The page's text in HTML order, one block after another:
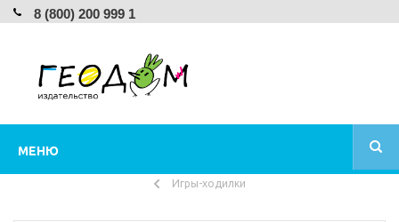
8 (800) 200 999 1
МЕНЮ
Игры-ходилки